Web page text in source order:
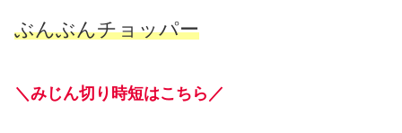
ぶんぶんチョッパー
＼みじん切り時短はこちら／